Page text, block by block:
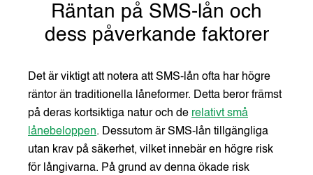
Räntan på SMS-lån och
dess påverkande faktorer
Det är viktigt att notera att SMS-lån ofta har högre
räntor än traditionella låneformer. Detta beror främst
på deras kortsiktiga natur och de relativt små
lånebeloppen. Dessutom är SMS-lån tillgängliga
utan krav på säkerhet, vilket innebär en högre risk
för långivarna. På grund av denna ökade risk